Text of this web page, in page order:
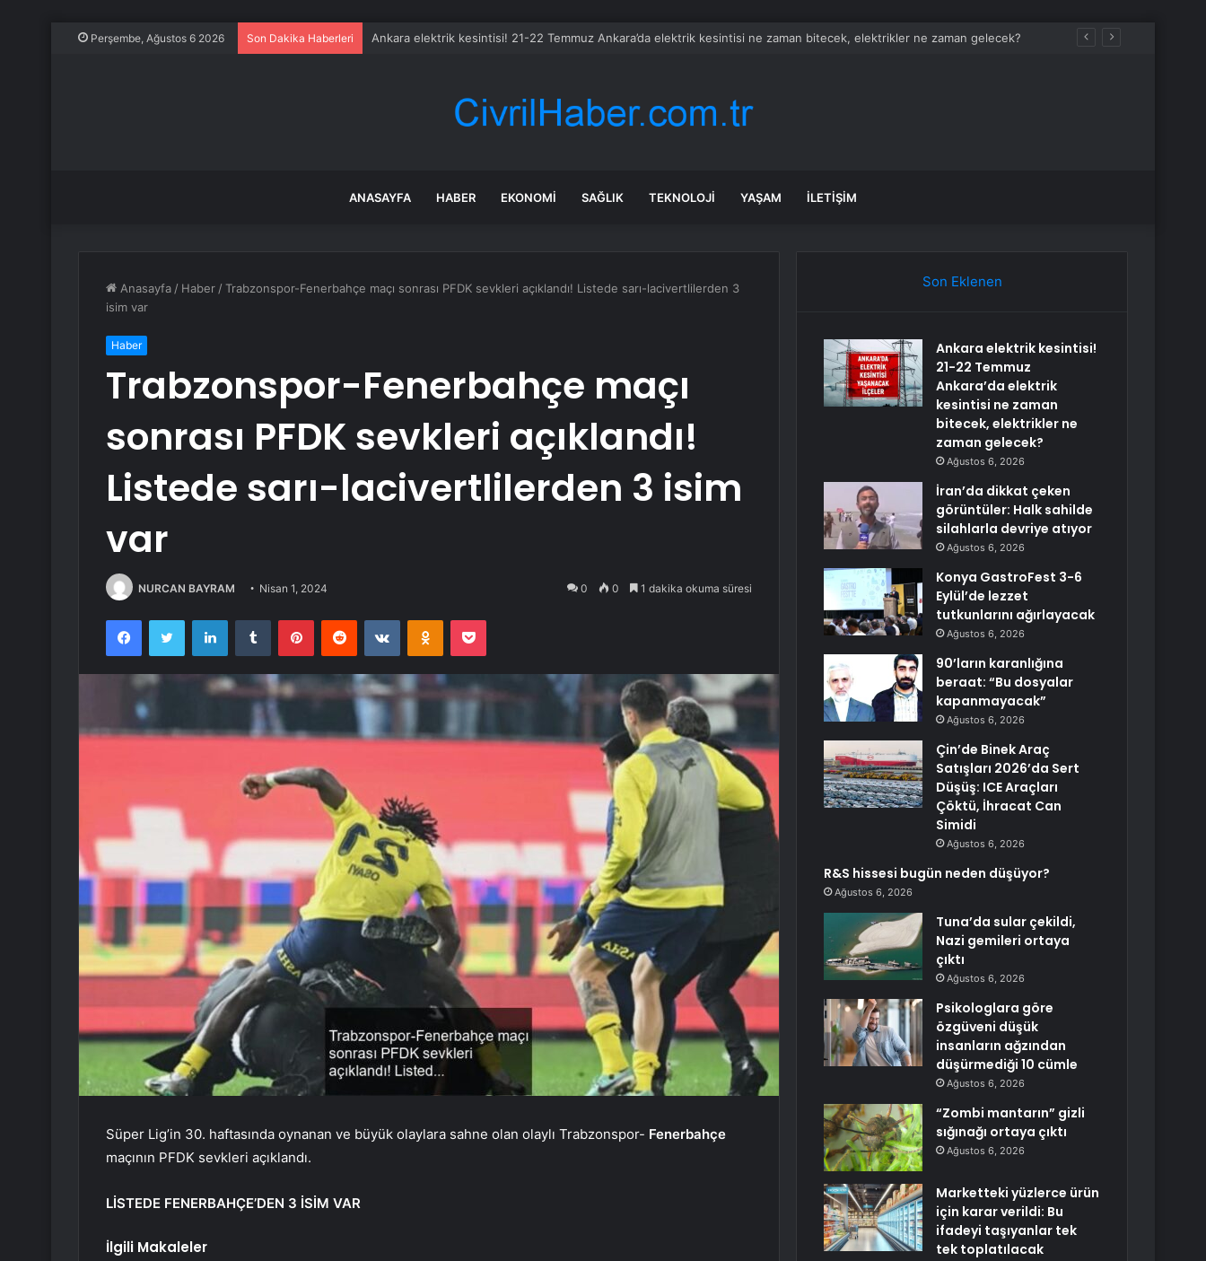
Perşembe, Ağustos 6 2026 Son Dakika Haberleri İran’da dikkat çeken görüntüler: Halk sahilde silahlarla devriye atıyor
ANASAYFA HABER EKONOMI SAĞLIK TEKNOLOJI YAŞAM İLETIŞIM
Anasayfa / Haber /Trabzonspor-Fenerbahçe maçı sonrası PFDK sevkleri açıklandı! Listede sarı-lacivertlilerden 3
isim var
Haber
Trabzonspor-Fenerbahçe maçı
sonrası PFDK sevkleri açıklandı!
Listede sarı-lacivertlilerden 3 isim
var
NURCAN BAYRAM Nisan 1, 2024 0 0 1 dakika okuma süresi
FacebookTwitter LinkedInTumblr PinterestReddit VKontakteOdnoklassniki
Pocket
Süper Lig’in 30. haftasında oynanan ve büyük olaylara sahne olan olaylı Trabzonspor- Fenerbahçe
maçının PFDK sevkleri açıklandı.
LİSTEDE FENERBAHÇE’DEN 3 İSİM VAR
İlgili Makaleler
Son Eklenen
Ankara elektrik kesintisi!
21-22 Temmuz
Ankara’da elektrik
kesintisi ne zaman
bitecek, elektrikler ne
zaman gelecek?
Ağustos 6, 2026
İran’da dikkat çeken
görüntüler: Halk sahilde
silahlarla devriye atıyor
Ağustos 6, 2026
Konya GastroFest 3-6
Eylül’de lezzet
tutkunlarını ağırlayacak
Ağustos 6, 2026
90’ların karanlığına
beraat: “Bu dosyalar
kapanmayacak”
Ağustos 6, 2026
Çin’de Binek Araç
Satışları 2026’da Sert
Düşüş: ICE Araçları
Çöktü, İhracat Can
Simidi
Ağustos 6, 2026
R&S hissesi bugün neden düşüyor?
Ağustos 6, 2026
Tuna’da sular çekildi,
Nazi gemileri ortaya
çıktı
Ağustos 6, 2026
Psikologlara göre
özgüveni düşük
insanların ağzından
düşürmediği 10 cümle
Ağustos 6, 2026
“Zombi mantarın” gizli
sığınağı ortaya çıktı
Ağustos 6, 2026
Marketteki yüzlerce ürün
için karar verildi: Bu
ifadeyi taşıyanlar tek
tek toplatılacak